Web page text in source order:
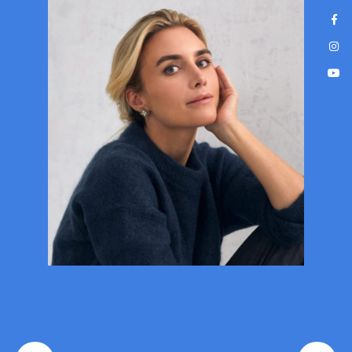
Nowoczesne, bezbolesne leczenie
na wyciągnięcie ręki!